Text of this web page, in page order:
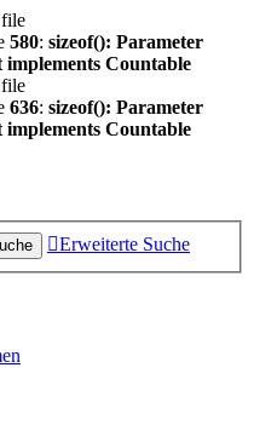
580: sizeof(): Parameter
Countable
636: sizeof(): Parameter
Countable
Erweiterte Suche